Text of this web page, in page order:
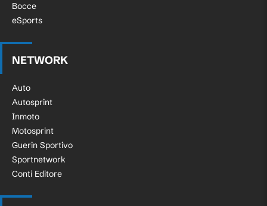
Bocce
eSports
NETWORK
Auto
Autosprint
Inmoto
Motosprint
Guerin Sportivo
Sportnetwork
Conti Editore